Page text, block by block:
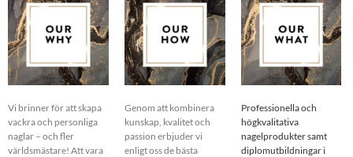
Vi brinner för att skapa
vackra och personliga
naglar – och fler
världsmästare! Att vara
Genom att kombinera
kunskap, kvalitet och
passion erbjuder vi
enligt oss de bästa
Professionella och
högkvalitativa
nagelprodukter samt
diplomutbildningar i